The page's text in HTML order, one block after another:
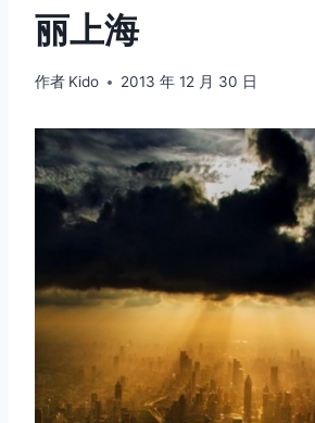
丽上海
作者 Kido 2013 年 12 月 30 日